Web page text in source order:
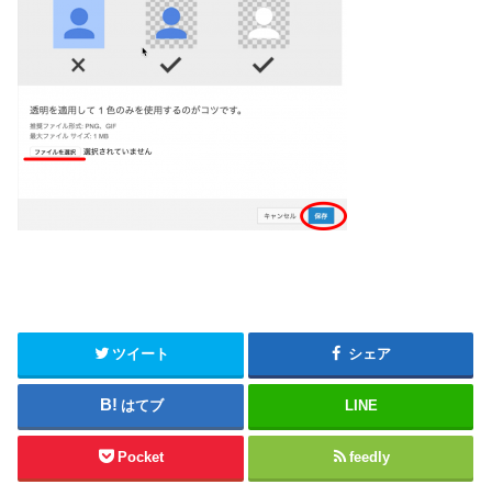
ツイート シェア
はてブ LINE
Pocket feedly